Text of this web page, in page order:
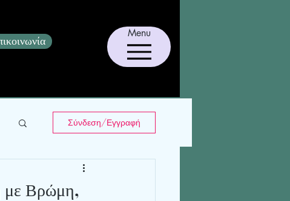
Menu
Σύνδεση/Εγγραφή
με Βρώμη,